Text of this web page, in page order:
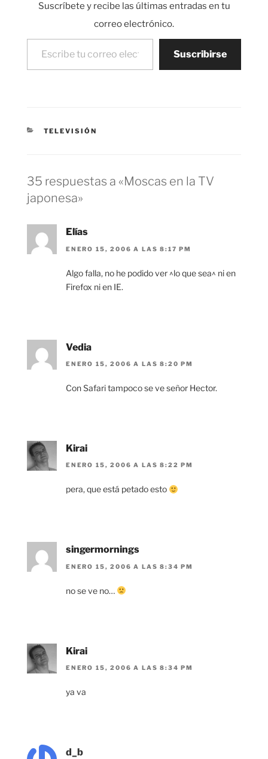
Suscríbete y recibe las últimas entradas en tu
correo electrónico.
Escribe tu correo electrónico…
Suscribirse
CATEGORÍAS
TELEVISIÓN
35 respuestas a «Moscas en la TV
japonesa»
Elías
ENERO 15, 2006 A LAS 8:17 PM
Algo falla, no he podido ver ^lo que sea^ ni en
Firefox ni en IE.
Vedia
ENERO 15, 2006 A LAS 8:20 PM
Con Safari tampoco se ve señor Hector.
Kirai
ENERO 15, 2006 A LAS 8:22 PM
pera, que está petado esto
singermornings
ENERO 15, 2006 A LAS 8:34 PM
no se ve no…
Kirai
ENERO 15, 2006 A LAS 8:34 PM
ya va
d_b